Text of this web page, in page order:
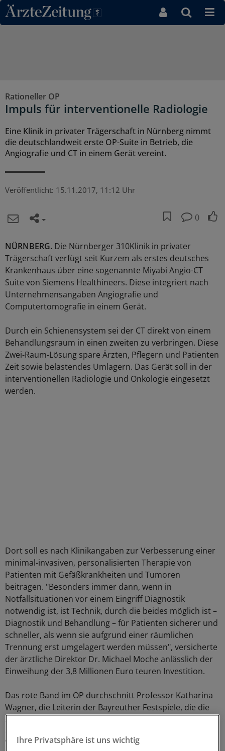
Direkt zum Inhaltsbereich
Rationeller OP
Impuls für interventionelle Radiologie
Eine Klinik in privater Trägerschaft in Nürnberg nimmt
die deutschlandweit erste OP-Suite in Betrieb, die
Angiografie und CT in einem Gerät vereint.
Veröffentlicht: 15.11.2017, 11:12 Uhr
0
NÜRNBERG. Die Nürnberger 310Klinik in privater
Trägerschaft verfügt seit Kurzem als erstes deutsches
Krankenhaus über eine sogenannte Miyabi Angio-CT
Suite von Siemens Healthineers. Diese integriert nach
Unternehmensangaben Angiografie und
Computertomografie in einem Gerät.
Durch ein Schienensystem sei der CT direkt von einem
Behandlungsraum in einen zweiten zu verbringen. Diese
Zwei-Raum-Lösung spare Ärzten, Pflegern und Patienten
Zeit sowie belastendes Umlagern. Das Gerät soll in der
interventionellen Radiologie und Onkologie eingesetzt
werden.
Dort soll es nach Klinikangaben zur Verbesserung einer
minimal-invasiven, personalisierten Therapie von
Patienten mit Gefäßkrankheiten und Tumoren
beitragen. "Besonders immer dann, wenn in
Notfallsituationen vor einem Eingriff Diagnostik
notwendig ist, ist Technik, durch die beides möglich ist –
Diagnostik und Behandlung – für Patienten sicherer und
schneller, als wenn sie aufgrund einer räumlichen
Trennung erst umgelagert werden müssen", versicherte
der ärztliche Direktor Dr. Michael Moche anlässlich der
Einweihung der 3,8 Millionen Euro teuren Investition.
Das rote Band im OP durchschnitt Professor Katharina
Wagner, die Leiterin der Bayreuther Festspiele, die die
310 Klinik fördert. Nicht zuletzt bewertet die 310Klinik
Vertreter von Siemens Healthineers erwarten zudem
Ihre Privatsphäre ist uns wichtig